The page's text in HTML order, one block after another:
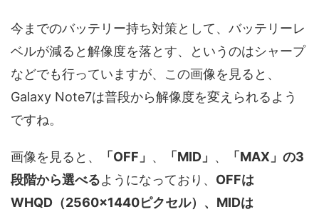
今までのバッテリー持ち対策として、バッテリーレ
ベルが減ると解像度を落とす、というのはシャープ
などでも行っていますが、この画像を見ると、
Galaxy Note7は普段から解像度を変えられるよう
ですね。
画像を見ると、 「OFF」 、 「MID」 、
「MAX」の3
段階から選べるようになっており、 OFFは
WHQD（2560×1440ピクセル）、MIDは